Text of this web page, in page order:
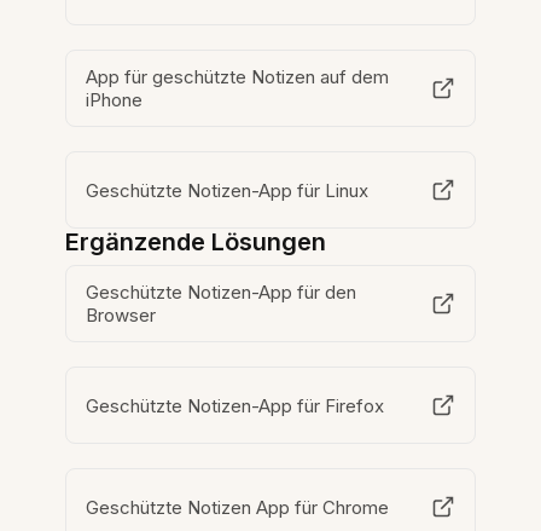
App für geschützte Notizen auf dem
iPhone
Geschützte Notizen-App für Linux
Ergänzende Lösungen
Geschützte Notizen-App für den
Browser
Geschützte Notizen-App für Firefox
Geschützte Notizen App für Chrome